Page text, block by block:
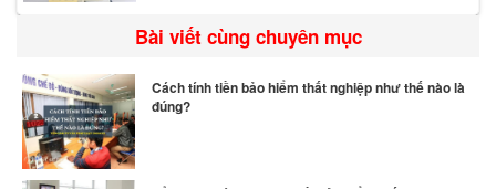
Bài viết cùng chuyên mục
Cách tính tiền bảo hiểm thất nghiệp như thế nào là
đúng?